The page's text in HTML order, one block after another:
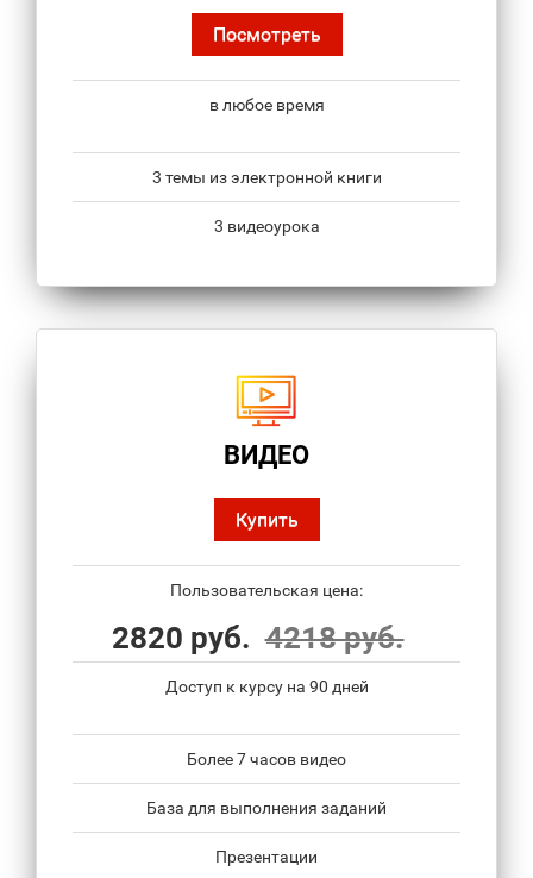
Посмотреть
в любое время
3 темы из электронной книги
3 видеоурока
ВИДЕО
Купить
Пользовательская цена:
2820 руб. 4218 руб.
Доступ к курсу на 90 дней
Более 7 часов видео
База для выполнения заданий
Презентации